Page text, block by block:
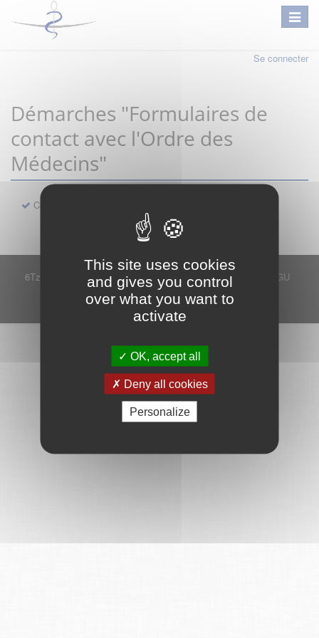
This site uses cookies
and gives you control
over what you want to
activate
OK, accept all
Deny all cookies
Personalize
Se connecter
Démarches "Formulaires de
contact avec l'Ordre des
Médecins"
Contact
6Tzen ©2015 - Tous droits réservés Mentions légales
CGU
Plan du site
FAQ
Contact
Ce service est proposé par6Tzen